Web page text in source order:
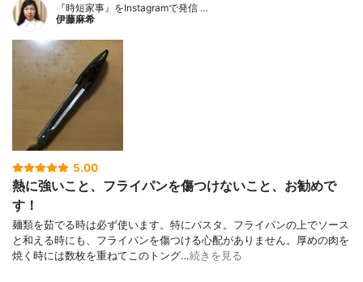
『時短家事』をInstagramで発信 …
伊藤麻希
5.00
熱に強いこと、フライパンを傷つけないこと、お勧めで
す！
麺類を茹でる時は必ず使います。特にパスタ。フライパンの上でソース
と和える時にも、フライパンを傷つける心配がありません。厚めの肉を
焼く時には数枚を重ねてこのトング…続きを見る